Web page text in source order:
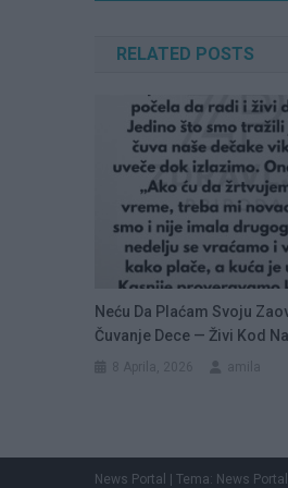
RELATED POSTS
Neću Da Plaćam Svoju
Čuvanje Dece — Živi Kod
News Portal Tema: News